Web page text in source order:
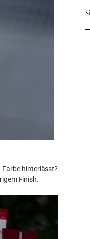
hinterlässt?
Finish.